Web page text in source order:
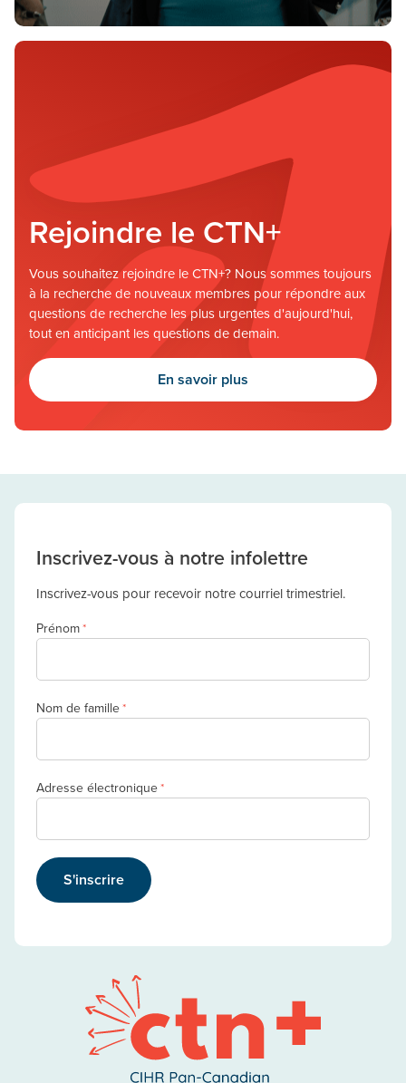
Rejoindre le CTN+
Vous souhaitez rejoindre le CTN+? Nous sommes toujours
à la recherche de nouveaux membres pour répondre aux
questions de recherche les plus urgentes d'aujourd'hui,
tout en anticipant les questions de demain.
En savoir plus
Inscrivez-vous à notre infolettre
Inscrivez-vous pour recevoir notre courriel trimestriel.
Prénom*
Nom de famille*
Adresse électronique*
S'inscrire